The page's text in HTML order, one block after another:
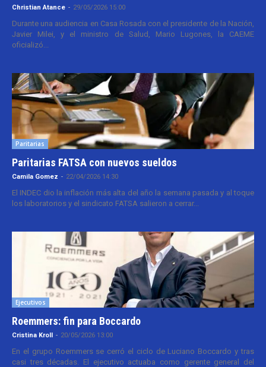
Christian Atance - 29/05/2026 15:00
Durante una audiencia en Casa Rosada con el presidente de la Nación,
Javier Milei, y el ministro de Salud, Mario Lugones, la CAEME
oficializó...
Paritarias
Paritarias FATSA con nuevos sueldos
Camila Gomez - 22/04/2026 14:30
El INDEC dio la inflación más alta del año la semana pasada y al toque
los laboratorios y el sindicato FATSA salieron a cerrar...
Ejecutivos
Roemmers: fin para Boccardo
Cristina Kroll - 20/05/2026 13:00
En el grupo Roemmers se cerró el ciclo de Luciano Boccardo y tras
casi tres décadas. El ejecutivo actuaba como gerente general del